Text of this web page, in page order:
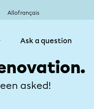
Allofrançais
Ask a question
asked!